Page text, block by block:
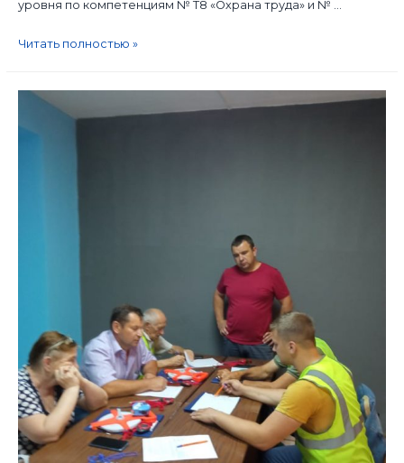
уровня по компетенциям № T8 «Охрана труда» и № …
Читать полностью »